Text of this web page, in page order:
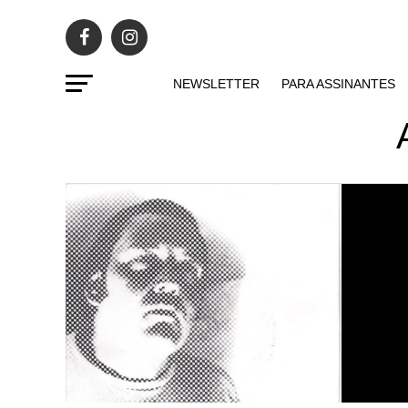
NEWSLETTER PARA ASSINANTES